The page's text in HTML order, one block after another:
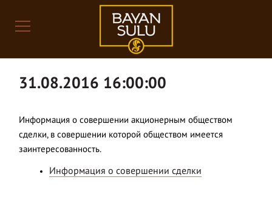
31.08.2016 16:00:00
Информация о совершении акционерным обществом
сделки, в совершении которой обществом имеется
заинтересованность.
Информация о совершении сделки